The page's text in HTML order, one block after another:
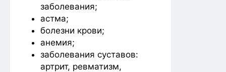
заболевания;
астма;
болезни крови;
анемия;
заболевания суставов:
артрит, ревматизм,